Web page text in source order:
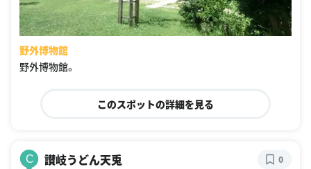
野外博物館
野外博物館。
このスポットの詳細を見る
C 讃岐うどん天兎 0